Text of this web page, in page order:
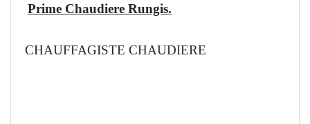
Prime Chaudiere Rungis.
CHAUFFAGISTE CHAUDIERE